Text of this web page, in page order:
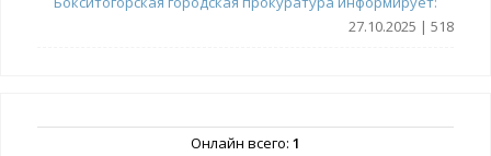
27.10.2025 | 518
Онлайн всего: 1